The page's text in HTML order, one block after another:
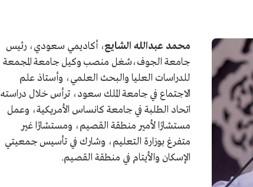
محمد عبدالله الشايع، أكاديمي سعودي، رئيس
جامعة الجوف،شغل منصب وكيل جامعة المجمعة
للدراسات العليا والبحث العلمي، وأستاذ علم
الاجتماع في جامعة الملك سعود، ترأس خلال دراسته
اتحاد الطلبة في جامعة كانساس الأمريكية، وعمل
مستشارًا لأمير منطقة القصيم، ومستشارًا غير
متفرغ بوزارة التعليم، وشارك في تأسيس جمعيتي
الإسكان والأيتام في منطقة القصيم.